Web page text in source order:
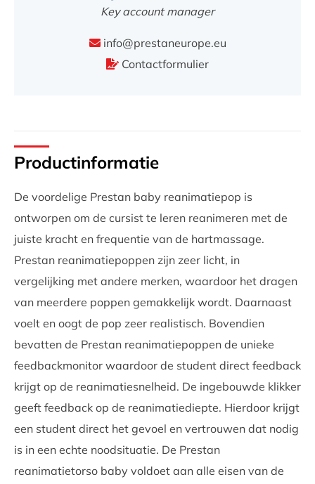
Key account manager
info@prestaneurope.eu
Contactformulier
Productinformatie
De voordelige Prestan baby reanimatiepop is
ontworpen om de cursist te leren reanimeren met de
juiste kracht en frequentie van de hartmassage.
Prestan reanimatiepoppen zijn zeer licht, in
vergelijking met andere merken, waardoor het dragen
van meerdere poppen gemakkelijk wordt. Daarnaast
voelt en oogt de pop zeer realistisch. Bovendien
bevatten de Prestan reanimatiepoppen de unieke
feedbackmonitor waardoor de student direct feedback
krijgt op de reanimatiesnelheid. De ingebouwde klikker
geeft feedback op de reanimatiediepte. Hierdoor krijgt
een student direct het gevoel en vertrouwen dat nodig
is in een echte noodsituatie. De Prestan
reanimatietorso baby voldoet aan alle eisen van de